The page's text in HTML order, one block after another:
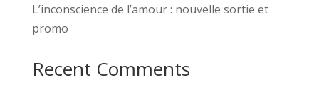
L’inconscience de l’amour : nouvelle sortie et
promo
Recent Comments